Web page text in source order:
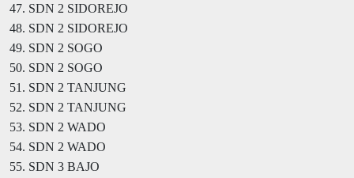
47. SDN 2 SIDOREJO
48. SDN 2 SIDOREJO
49. SDN 2 SOGO
50. SDN 2 SOGO
51. SDN 2 TANJUNG
52. SDN 2 TANJUNG
53. SDN 2 WADO
54. SDN 2 WADO
55. SDN 3 BAJO